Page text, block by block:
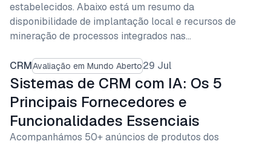
estabelecidos. Abaixo está um resumo da
disponibilidade de implantação local e recursos de
mineração de processos integrados nas…
CRMAvaliação em Mundo Aberto29 Jul
Sistemas de CRM com IA: Os 5
Principais Fornecedores e
Funcionalidades Essenciais
Acompanhámos 50+ anúncios de produtos dos